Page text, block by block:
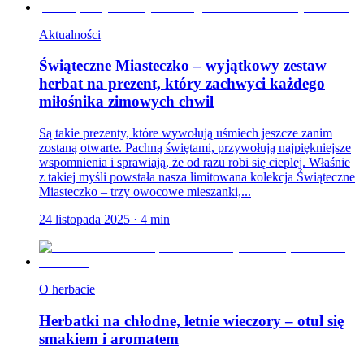
Aktualności
Świąteczne Miasteczko – wyjątkowy zestaw
herbat na prezent, który zachwyci każdego
miłośnika zimowych chwil
Są takie prezenty, które wywołują uśmiech jeszcze zanim
zostaną otwarte. Pachną świętami, przywołują najpiękniejsze
wspomnienia i sprawiają, że od razu robi się cieplej. Właśnie
z takiej myśli powstała nasza limitowana kolekcja Świąteczne
Miasteczko – trzy owocowe mieszanki,...
24 listopada 2025 · 4 min
O herbacie
Herbatki na chłodne, letnie wieczory – otul się
smakiem i aromatem